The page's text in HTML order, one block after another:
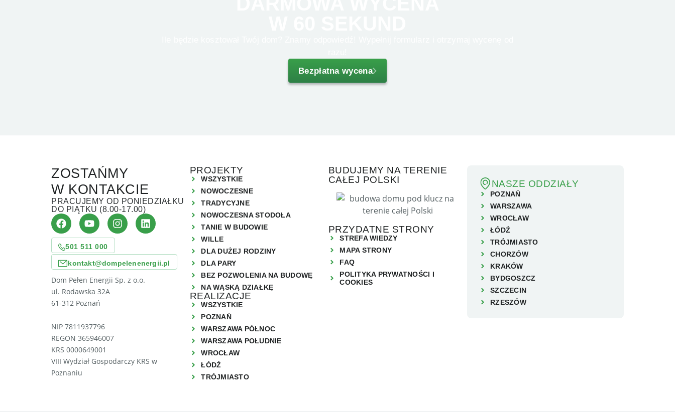
Bezpłatna wycena
ZOSTAŃMY
W KONTAKCIE
PRACUJEMY OD PONIEDZIAŁKU
DO PIĄTKU (8.00-17.00)
501 511 000
kontakt@dompelenenergii.pl
Dom Pełen Energii Sp. z o.o.
ul. Rodawska 32A
61-312 Poznań
NIP 7811937796
REGON 365946007
KRS 0000649001
VIII Wydział Gospodarczy KRS w
Poznaniu
PROJEKTY
WSZYSTKIE
NOWOCZESNE
TRADYCYJNE
NOWOCZESNA STODOŁA
TANIE W BUDOWIE
WILLE
DLA DUŻEJ RODZINY
DLA PARY
BEZ POZWOLENIA NA BUDOWĘ
NA WĄSKĄ DZIAŁKĘ
REALIZACJE
WSZYSTKIE
POZNAŃ
WARSZAWA PÓŁNOC
WARSZAWA POŁUDNIE
WROCŁAW
ŁÓDŹ
TRÓJMIASTO
BUDUJEMY NA TERENIE
CAŁEJ POLSKI
PRZYDATNE STRONY
STREFA WIEDZY
MAPA STRONY
FAQ
POLITYKA PRYWATNOŚCI I
COOKIES
NASZE ODDZIAŁY
POZNAŃ
WARSZAWA
WROCŁAW
ŁÓDŹ
TRÓJMIASTO
CHORZÓW
KRAKÓW
BYDGOSZCZ
SZCZECIN
RZESZÓW